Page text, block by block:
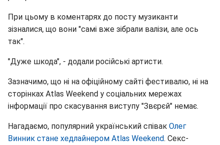
При цьому в коментарях до посту музиканти
зізналися, що вони "самі вже зібрали валізи, але ось
так".
"Дуже шкода", - додали російські артисти.
Зазначимо, що ні на офіційному сайті фестивалю, ні на
сторінках Atlas Weekend у соціальних мережах
інформації про скасування виступу "Звєрєй" немає.
Нагадаємо, популярний український співак Олег
Винник стане хедлайнером Atlas Weekend. Секс-